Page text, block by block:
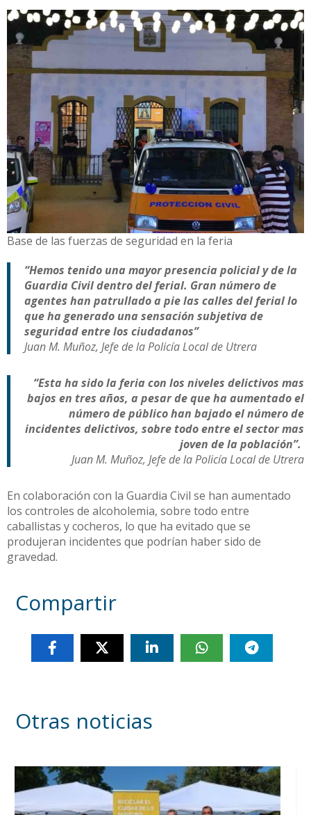
Base de las fuerzas de seguridad en la feria
“Hemos tenido una mayor presencia policial y de la
Guardia Civil dentro del ferial. Gran número de
agentes han patrullado a pie las calles del ferial lo
que ha generado una sensación subjetiva de
seguridad entre los ciudadanos”
Juan M. Muñoz, Jefe de la Policía Local de Utrera
“Esta ha sido la feria con los niveles delictivos mas
bajos en tres años, a pesar de que ha aumentado el
número de público han bajado el número de
incidentes delictivos, sobre todo entre el sector mas
joven de la población”.
Juan M. Muñoz, Jefe de la Policía Local de Utrera
En colaboración con la Guardia Civil se han aumentado
los controles de alcoholemia, sobre todo entre
caballistas y cocheros, lo que ha evitado que se
produjeran incidentes que podrían haber sido de
gravedad.
Compartir
Otras noticias